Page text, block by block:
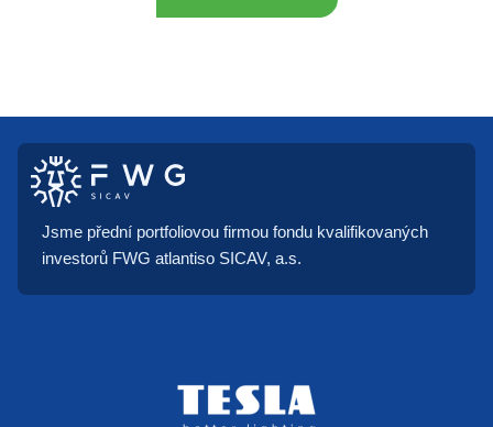
Jsme přední portfoliovou firmou fondu kvalifikovaných
investorů FWG atlantiso SICAV, a.s.